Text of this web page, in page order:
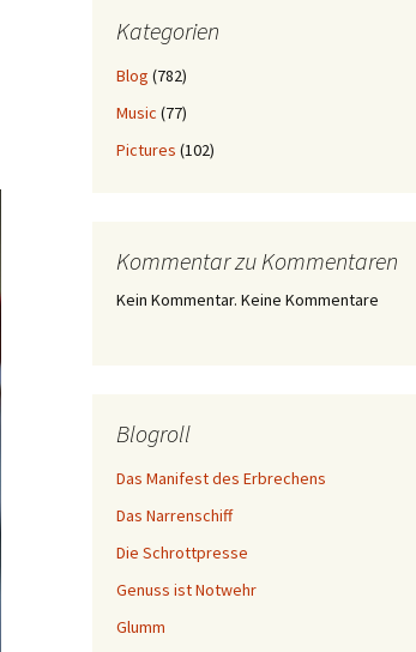
Kategorien
Blog (782)
Music (77)
Pictures (102)
Kommentar zu Kommentaren
Kein Kommentar. Keine Kommentare
Blogroll
Das Manifest des Erbrechens
Das Narrenschiff
Die Schrottpresse
Genuss ist Notwehr
Glumm